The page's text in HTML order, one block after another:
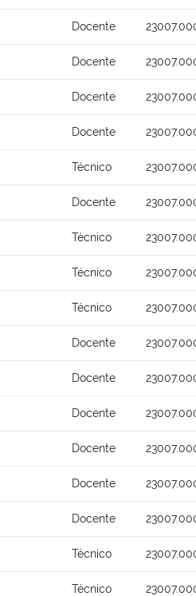
Docente
Docente
Docente
Docente
Técnico
Docente
Técnico
Técnico
Técnico
Docente
Docente
Docente
Docente
Docente
Docente
Técnico
Técnico